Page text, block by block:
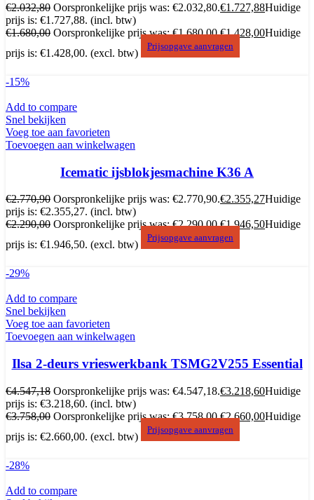
€2.032,80 Oorspronkelijke prijs was: €2.032,80.€1.727,88Huidige
prijs is: €1.727,88. (incl. btw)
€1.680,00 Oorspronkelijke prijs was: €1.680,00.€1.428,00Huidige
prijs is: €1.428,00. (excl. btw)
Prijsopgave aanvragen
-15%
Add to compare
Snel bekijken
Voeg toe aan favorieten
Toevoegen aan winkelwagen
Icematic ijsblokjesmachine K36 A
€2.770,90 Oorspronkelijke prijs was: €2.770,90.€2.355,27Huidige
prijs is: €2.355,27. (incl. btw)
€2.290,00 Oorspronkelijke prijs was: €2.290,00.€1.946,50Huidige
prijs is: €1.946,50. (excl. btw)
Prijsopgave aanvragen
-29%
Add to compare
Snel bekijken
Voeg toe aan favorieten
Toevoegen aan winkelwagen
Ilsa 2-deurs vrieswerkbank TSMG2V255 Essential
€4.547,18 Oorspronkelijke prijs was: €4.547,18.€3.218,60Huidige
prijs is: €3.218,60. (incl. btw)
€3.758,00 Oorspronkelijke prijs was: €3.758,00.€2.660,00Huidige
prijs is: €2.660,00. (excl. btw)
Prijsopgave aanvragen
-28%
Add to compare